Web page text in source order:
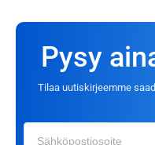
Pysy
Tilaa uutiskirjeemme